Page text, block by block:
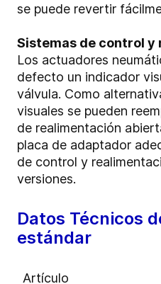
se puede revertir
Sistemas de control y
Los actuadores
defecto un indicador
válvula. Como
visuales se pueden
de realimentación
placa de adaptador
de control y
versiones.
Datos Técnicos
estándar
Artículo